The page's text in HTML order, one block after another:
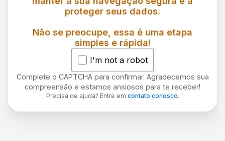
proteger seus dados.
Não se preocupe, essa é uma etapa
simples e rápida!
I'm not a robot
Complete o CAPTCHA para confirmar. Agradecemos sua
compreensão e estamos ansiosos para te receber!
Precisa de ajuda? Entre em contato conosco.